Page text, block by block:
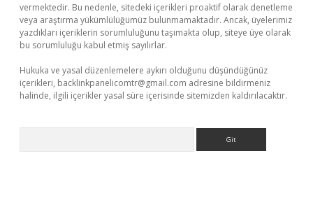
vermektedir. Bu nedenle, sitedeki içerikleri proaktif olarak denetleme
veya araştırma yükümlülüğümüz bulunmamaktadır. Ancak, üyelerimiz
yazdıkları içeriklerin sorumluluğunu taşımakta olup, siteye üye olarak
bu sorumluluğu kabul etmiş sayılırlar.
Hukuka ve yasal düzenlemelere aykırı olduğunu düşündüğünüz
içerikleri, backlinkpanelicomtr@gmail.com adresine bildirmeniz
halinde, ilgili içerikler yasal süre içerisinde sitemizden kaldırılacaktır.